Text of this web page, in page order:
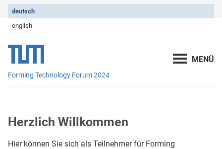
deutsch
english
Forming Technology Forum 2024
Herzlich Willkommen
Hier können Sie sich als Teilnehmer für Forming